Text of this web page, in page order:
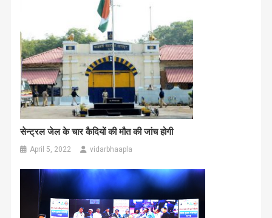
सेन्ट्रल जेल के चार कैदियों की मौत की जांच होगी
April 5, 2022 vidarbhaapla